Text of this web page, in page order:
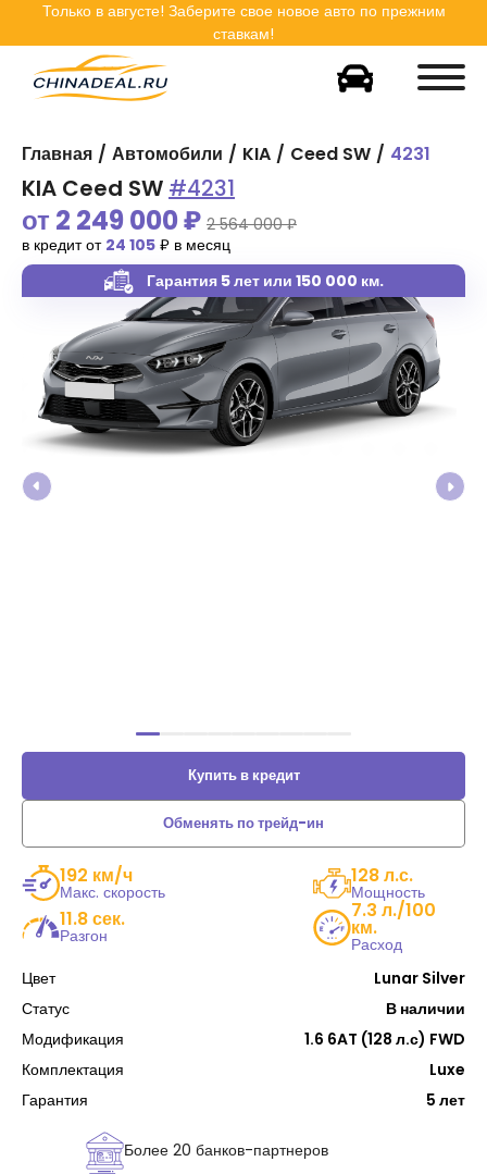
Только в августе! Заберите свое новое авто по прежним
ставкам!
Главная Автомобили KIA Ceed SW 4231
Купить в кредит
Обменять по трейд-ин
192 км/ч
Макс. скорость
128 л.с.
Мощность
11.8 сек.
Разгон
7.3 л./100
км.
Расход
Цвет
Lunar Silver
Статус
В наличии
Модификация
1.6 6AT (128 л.с) FWD
Комплектация
Luxe
Гарантия
5 лет
Более 20 банков-партнеров
Гарантия 5 лет или 150 000 км.
от 2 249 000₽ 2 564 000 ₽
в кредит от 24 105 ₽ в месяц
KIA Ceed SW #4231